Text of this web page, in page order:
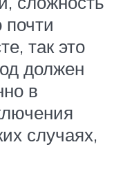
почти
так это
должен
в
случаях,